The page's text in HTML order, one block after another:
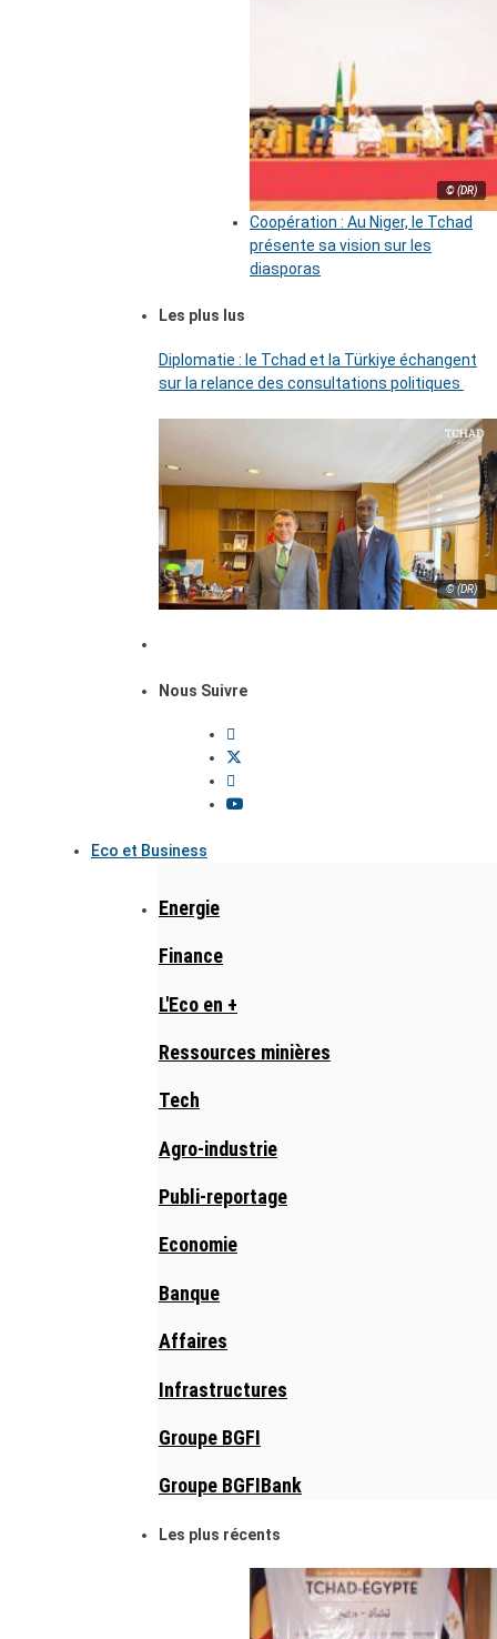
© (DR)
Coopération : Au Niger, le Tchad
présente sa vision sur les
diasporas
Les plus lus
Diplomatie : le Tchad et la Türkiye échangent
sur la relance des consultations politiques
© (DR)
Nous Suivre
Eco et Business
Energie
Finance
L'Eco en +
Ressources minières
Tech
Agro-industrie
Publi-reportage
Economie
Banque
Affaires
Infrastructures
Groupe BGFI
Groupe BGFIBank
Les plus récents